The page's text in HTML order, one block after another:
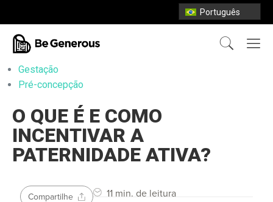
Português
Gestação
Pré-concepção
O QUE É E COMO
INCENTIVAR A
PATERNIDADE ATIVA?
11 min. de leitura
Compartilhe